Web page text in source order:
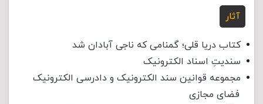
آثار
کتاب دریا قلی؛ گمنامی که ناجی آبادان شد
سندیتِ اسناد الکترونیک
مجموعه قوانین سند الکترونیک و دادرسی الکترونیک
فضای مجازی